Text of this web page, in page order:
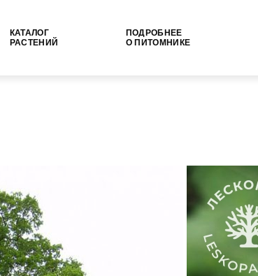
КАТАЛОГ
РАСТЕНИЙ
ПОДРОБНЕЕ
О ПИТОМНИКЕ